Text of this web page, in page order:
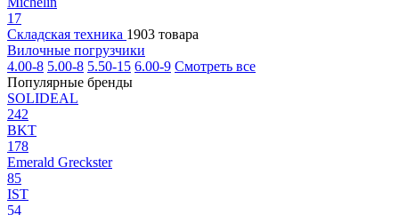
17
Складская техника 1903 товара
Вилочные погрузчики
4.00-8 5.00-8 5.50-15 6.00-9 Смотреть все
Популярные бренды
SOLIDEAL
242
BKT
178
Emerald Greckster
85
IST
54